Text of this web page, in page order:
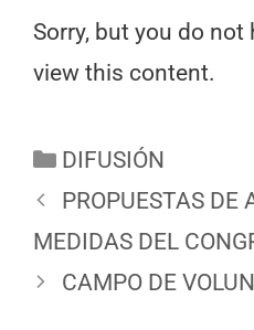
Sorry, but you do
view this content.
DIFUSIÓN
PROPUESTAS DE
MEDIDAS DEL
CAMPO DE